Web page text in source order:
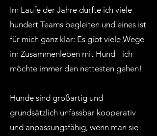
Im Laufe der Jahre durfte ich viele
hundert Teams begleiten und eines ist
für mich ganz klar: Es gibt viele Wege
im Zusammenleben mit Hund - ich
möchte immer den nettesten gehen!
Hunde sind großartig und
grundsätzlich unfassbar kooperativ
und anpassungsfähig, wenn man sie